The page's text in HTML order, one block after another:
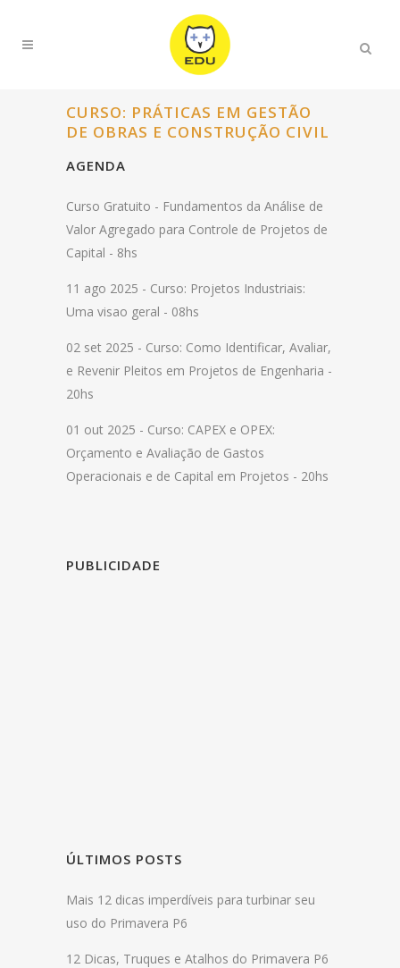
CURSO: PRÁTICAS EM GESTÃO
DE OBRAS E CONSTRUÇÃO CIVIL
AGENDA
Curso Gratuito - Fundamentos da Análise de
Valor Agregado para Controle de Projetos de
Capital - 8hs
11 ago 2025 - Curso: Projetos Industriais:
Uma visao geral - 08hs
02 set 2025 - Curso: Como Identificar, Avaliar,
e Revenir Pleitos em Projetos de Engenharia -
20hs
01 out 2025 - Curso: CAPEX e OPEX:
Orçamento e Avaliação de Gastos
Operacionais e de Capital em Projetos - 20hs
PUBLICIDADE
ÚLTIMOS POSTS
Mais 12 dicas imperdíveis para turbinar seu
uso do Primavera P6
12 Dicas, Truques e Atalhos do Primavera P6